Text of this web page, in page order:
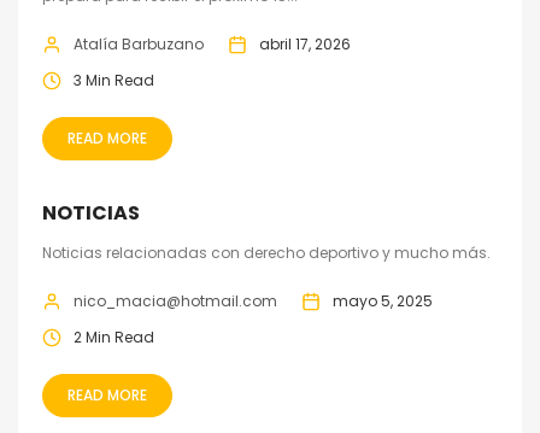
Atalía Barbuzano
abril 17, 2026
3 Min Read
READ MORE
NOTICIAS
Noticias relacionadas con derecho deportivo y mucho más.
nico_macia@hotmail.com
mayo 5, 2025
2 Min Read
READ MORE